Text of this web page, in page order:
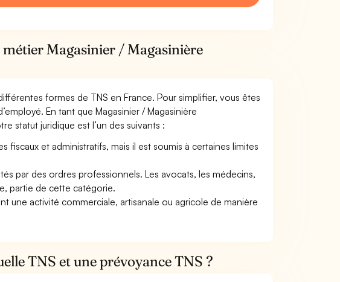
Magasinier / Magasinière
formes de TNS en France. Pour simplifier, vous êtes
En tant que Magasinier / Magasinière
statut juridique est l’un des suivants :
et administratifs, mais il est soumis à certaines limites
par des ordres professionnels. Les avocats, les médecins,
partie de cette catégorie.
une activité commerciale, artisanale ou agricole de manière
TNS et une prévoyance TNS ?